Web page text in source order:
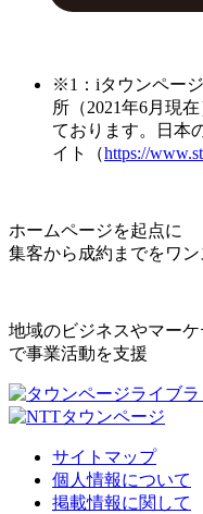
※1：iタウンペー
所（2021年6月現
ております。日本
イト（https://
ホームページを起点に
集客から成約までをワ
地域のビジネスやマー
で事業活動を支援
サイトマップ
個人情報について
掲載情報に関して